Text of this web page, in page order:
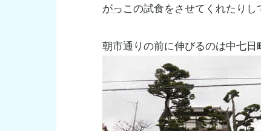
がっこの試食をさせてくれたりし
朝市通りの前に伸びるのは中七日